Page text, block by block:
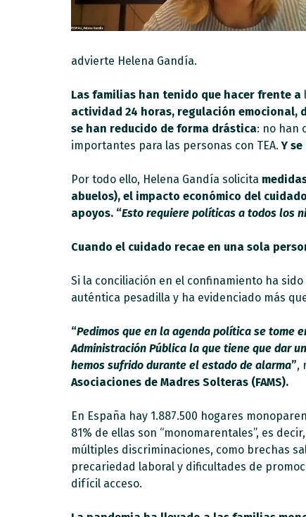
advierte Helena Gandía.
Las familias han tenido que hacer frente a
actividad 24 horas, regulación
se han reducido de forma drástica: no han
importantes para las personas con TEA.Y
Por todo ello, Helena Gandía solicita
abuelos), el impacto económico del
apoyos. “Esto requiere políticas a todos los
Cuando el cuidado recae en una sola
Si la conciliación en el confinamiento ha
auténtica pesadilla y ha evidenciado más
“Pedimos que en la agenda política se tome
Administración Pública la que tiene que dar
hemos sufrido durante el estado de alarma”,
Asociaciones de Madres Solteras (FAMS).
En España hay 1.887.500 hogares
81% de ellas son “monomarentales”, es
múltiples discriminaciones, como brechas
precariedad laboral y dificultades de
difícil acceso.